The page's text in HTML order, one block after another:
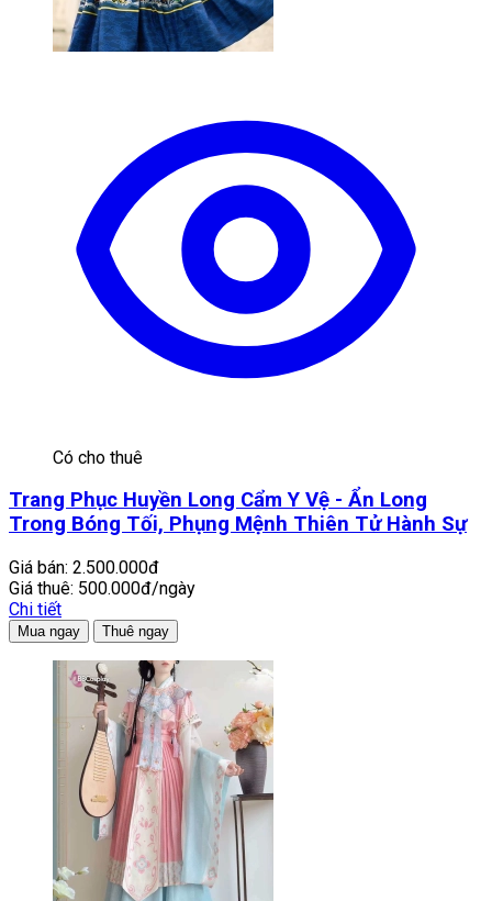
Có cho thuê
Trang Phục Huyền Long Cẩm Y Vệ - Ẩn Long
Trong Bóng Tối, Phụng Mệnh Thiên Tử Hành Sự
Giá bán: 2.500.000đ
Giá thuê: 500.000đ/ngày
Chi tiết
Mua ngay Thuê ngay